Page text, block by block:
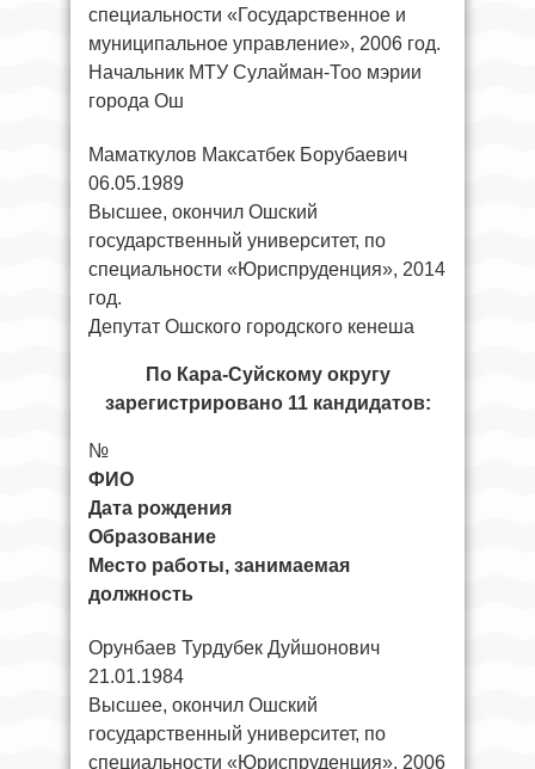
специальности «Государственное и
муниципальное управление», 2006 год.
Начальник МТУ Сулайман-Тоо мэрии
города Ош
Маматкулов Максатбек Борубаевич
06.05.1989
Высшее, окончил Ошский
государственный университет, по
специальности «Юриспруденция», 2014
год.
Депутат Ошского городского кенеша
По Кара-Суйскому округу
зарегистрировано 11 кандидатов:
№
ФИО
Дата рождения
Образование
Место работы, занимаемая
должность
Орунбаев Турдубек Дуйшонович
21.01.1984
Высшее, окончил Ошский
государственный университет, по
специальности «Юриспруденция», 2006